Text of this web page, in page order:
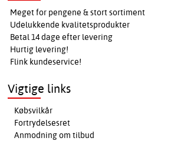
Meget for pengene & stort sortiment
Udelukkende kvalitetsprodukter
Betal 14 dage efter levering
Hurtig levering!
Flink kundeservice!
Vigtige links
Købsvilkår
Fortrydelsesret
Anmodning om tilbud